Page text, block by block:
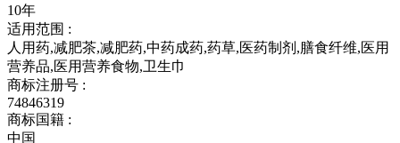
10年
适用范围 :
人用药,减肥茶,减肥药,中药成药,药草,医药制剂,膳食纤维,医用
营养品,医用营养食物,卫生巾
商标注册号 :
74846319
商标国籍 :
中国